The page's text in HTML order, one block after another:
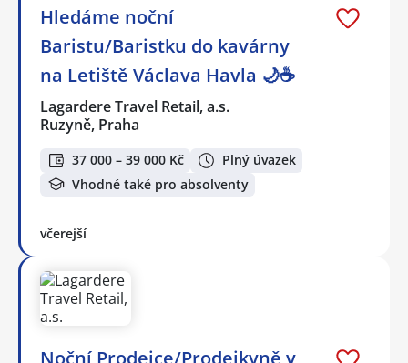
Hledáme noční
Baristu/Baristku do kavárny
na Letiště Václava Havla 🌙☕
Lagardere Travel Retail, a.s.
Ruzyně, Praha
37 000 – 39 000 Kč
Plný úvazek
Vhodné také pro absolventy
včerejší